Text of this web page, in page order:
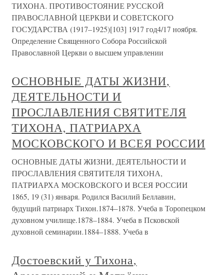
ТИХОНА. ПРОТИВОСТОЯНИЕ РУССКОЙ
ПРАВОСЛАВНОЙ ЦЕРКВИ И СОВЕТСКОГО
ГОСУДАРСТВА (1917–1925)[103] 1917 год4/17 ноября.
Определение Священного Собора Российской
Православной Церкви о высшем управлении
ОСНОВНЫЕ ДАТЫ ЖИЗНИ,
ДЕЯТЕЛЬНОСТИ И
ПРОСЛАВЛЕНИЯ СВЯТИТЕЛЯ
ТИХОНА, ПАТРИАРХА
МОСКОВСКОГО И ВСЕЯ РОССИИ
ОСНОВНЫЕ ДАТЫ ЖИЗНИ, ДЕЯТЕЛЬНОСТИ И
ПРОСЛАВЛЕНИЯ СВЯТИТЕЛЯ ТИХОНА,
ПАТРИАРХА МОСКОВСКОГО И ВСЕЯ РОССИИ
1865, 19 (31) января. Родился Василий Беллавин,
будущий патриарх Тихон.1874–1878. Учеба в Торопецком
духовном училище.1878–1884. Учеба в Псковской
духовной семинарии.1884–1888. Учеба в
Достоевский у Тихона,